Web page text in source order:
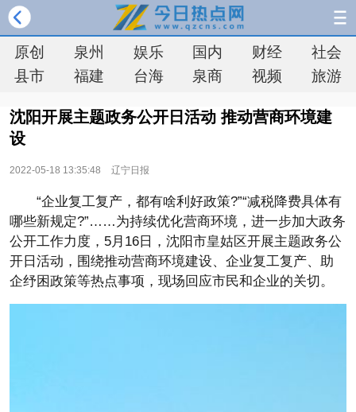
原创 泉州 娱乐 国内 财经
社会
县市
福建 台海 泉商 视频 旅游
沈阳开展主题政务公开日活动 推动营商环境建
设
2022-05-18 13:35:48 辽宁日报
“企业复工复产，都有啥利好政策?”“减税降费具体有
哪些新规定?”……为持续优化营商环境，进一步加大政务
公开工作力度，5月16日，沈阳市皇姑区开展主题政务公
开日活动，围绕推动营商环境建设、企业复工复产、助
企纾困政策等热点事项，现场回应市民和企业的关切。